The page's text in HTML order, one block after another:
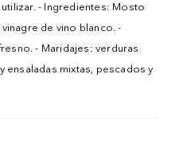
- Ingredientes: Mosto
de vino blanco. -
- Maridajes: verduras
ensaladas mixtas, pescados y